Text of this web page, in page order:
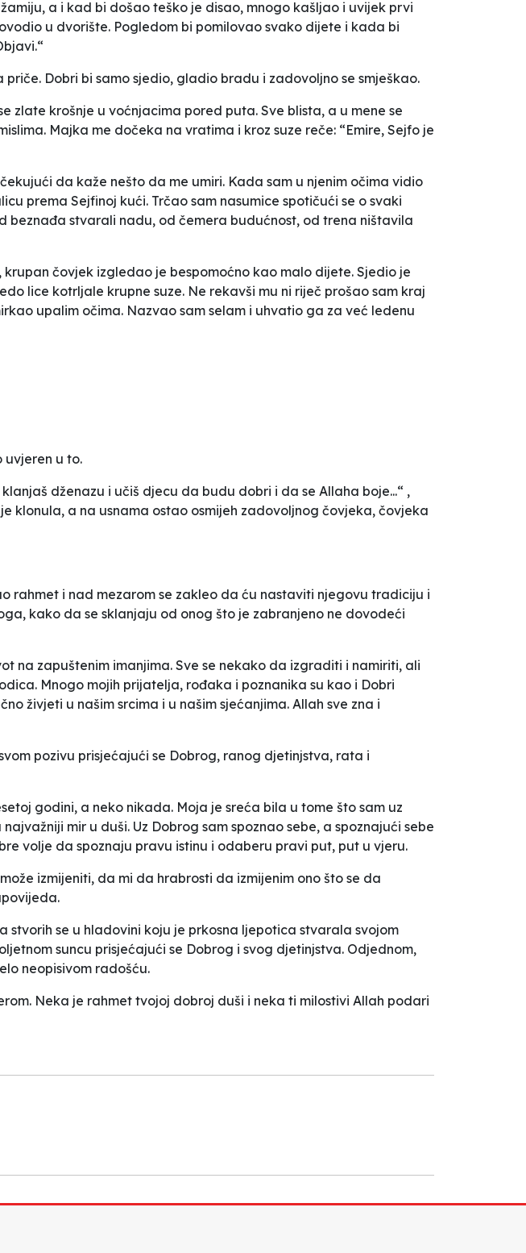
a i kad bi došao teško je disao, mnogo kašljao i uvijek prvi
u dvorište. Pogledom bi pomilovao svako dijete i kada bi
Dobri bi samo sjedio, gladio bradu i zadovoljno se smješkao.
zlate krošnje u voćnjacima pored puta. Sve blista, a u mene se
Majka me dočeka na vratima i kroz suze reče: “Emire, Sejfo je
da kaže nešto da me umiri. Kada sam u njenim očima vidio
prema Sejfinoj kući. Trčao sam nasumice spotičući se o svaki
beznađa stvarali nadu, od čemera budućnost, od trena ništavila
krupan čovjek izgledao je bespomoćno kao malo dijete. Sjedio je
lice kotrljale krupne suze. Ne rekavši mu ni riječ prošao sam kraj
upalim očima. Nazvao sam selam i uhvatio ga za već ledenu
u to.
dženazu i učiš djecu da budu dobri i da se Allaha boje...“ ,
klonula, a na usnama ostao osmijeh zadovoljnog čovjeka, čovjeka
rahmet i nad mezarom se zakleo da ću nastaviti njegovu tradiciju i
kako da se sklanjaju od onog što je zabranjeno ne dovodeći
na zapuštenim imanjima. Sve se nekako da izgraditi i namiriti, ali
Mnogo mojih prijatelja, rođaka i poznanika su kao i Dobri
živjeti u našim srcima i u našim sjećanjima. Allah sve zna i
pozivu prisjećajući se Dobrog, ranog djetinjstva, rata i
godini, a neko nikada. Moja je sreća bila u tome što sam uz
mir u duši. Uz Dobrog sam spoznao sebe, a spoznajući sebe
volje da spoznaju pravu istinu i odaberu pravi put, put u vjeru.
izmijeniti, da mi da hrabrosti da izmijenim ono što se da
se u hladovini koju je prkosna ljepotica stvarala svojom
suncu prisjećajući se Dobrog i svog djetinjstva. Odjednom,
neopisivom radošću.
Neka je rahmet tvojoj dobroj duši i neka ti milostivi Allah podari